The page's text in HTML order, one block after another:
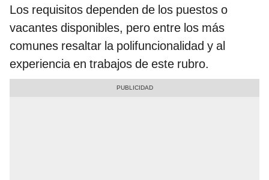
Los requisitos dependen de los puestos o
vacantes disponibles, pero entre los más
comunes resaltar la polifuncionalidad y al
experiencia en trabajos de este rubro.